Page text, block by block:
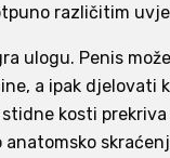
različitim
ulogu. Penis
a ipak djelovati
kosti
anatomsko